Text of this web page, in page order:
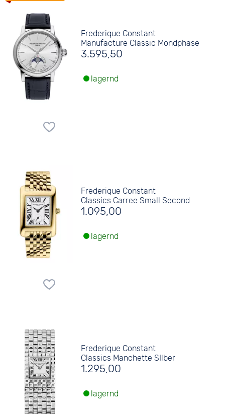
Frederique Constant
Manufacture Classic Mondphase
3.595,50
lagernd
Frederique Constant
Classics Carree Small Second
1.095,00
lagernd
Frederique Constant
Classics Manchette SIlber
1.295,00
lagernd